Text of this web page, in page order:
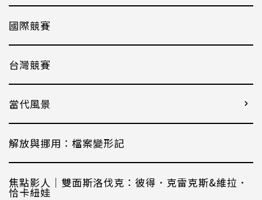
國際競賽
台灣競賽
當代風景
解放與挪用：檔案變形記
焦點影人｜雙面斯洛伐克：彼得．克雷克斯&維拉．
恰卡紐娃